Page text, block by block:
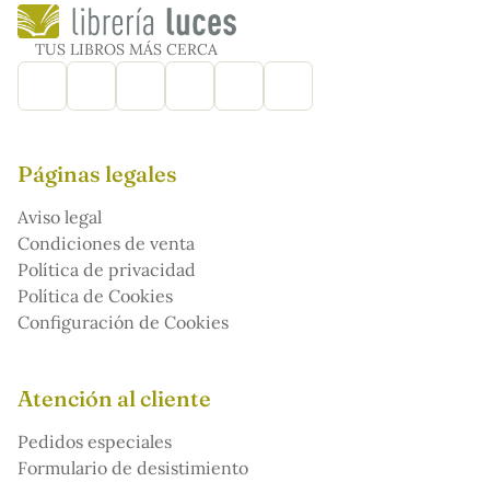
TUS LIBROS MÁS CERCA
Páginas legales
Aviso legal
Condiciones de venta
Política de privacidad
Política de Cookies
Configuración de Cookies
Atención al cliente
Pedidos especiales
Formulario de desistimiento